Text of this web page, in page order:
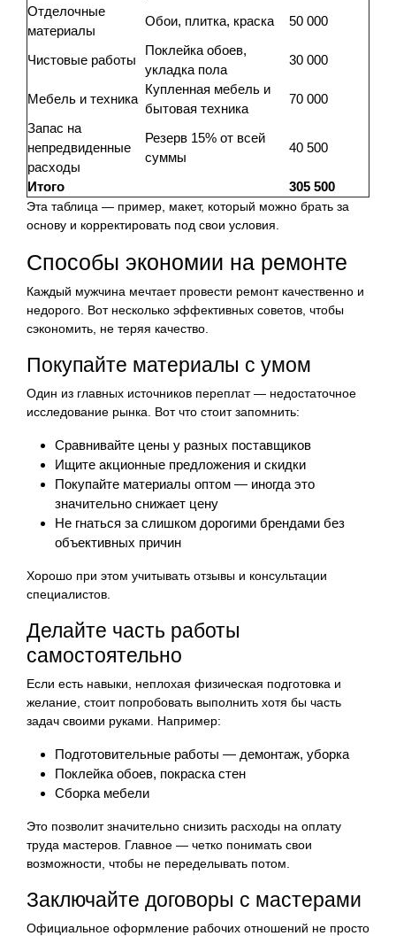
Отделочные
материалы
Обои, плитка, краска 50 000
Чистовые работы
Поклейка обоев,
укладка пола
30 000
Мебель и техника
Купленная мебель и
бытовая техника
70 000
Запас на
непредвиденные
расходы
Резерв 15% от всей
суммы
40 500
Итого 305 500
Эта таблица — пример, макет, который можно брать за
основу и корректировать под свои условия.
Способы экономии на ремонте
Каждый мужчина мечтает провести ремонт качественно и
недорого. Вот несколько эффективных советов, чтобы
сэкономить, не теряя качество.
Покупайте материалы с умом
Один из главных источников переплат — недостаточное
исследование рынка. Вот что стоит запомнить:
Сравнивайте цены у разных поставщиков
Ищите акционные предложения и скидки
Покупайте материалы оптом — иногда это
значительно снижает цену
Не гнаться за слишком дорогими брендами без
объективных причин
Хорошо при этом учитывать отзывы и консультации
специалистов.
Делайте часть работы
самостоятельно
Если есть навыки, неплохая физическая подготовка и
желание, стоит попробовать выполнить хотя бы часть
задач своими руками. Например:
Подготовительные работы — демонтаж, уборка
Поклейка обоев, покраска стен
Сборка мебели
Это позволит значительно снизить расходы на оплату
труда мастеров. Главное — четко понимать свои
возможности, чтобы не переделывать потом.
Заключайте договоры с мастерами
Официальное оформление рабочих отношений не просто